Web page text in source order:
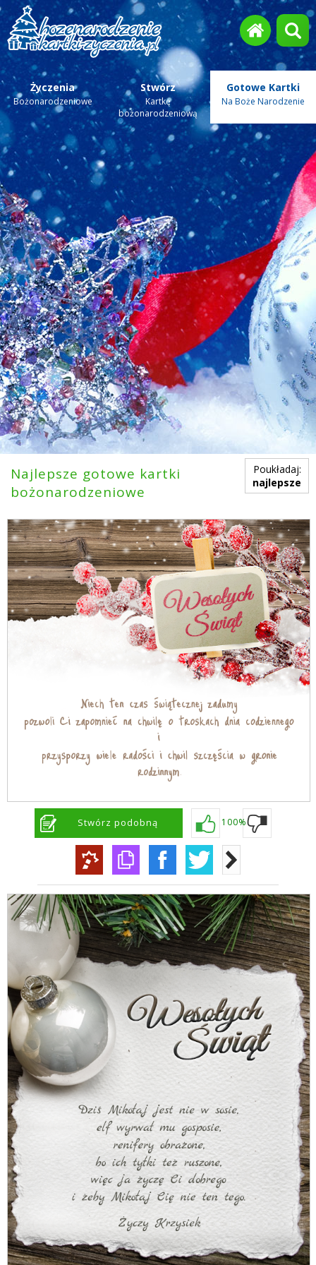
Życzenia
Bożonarodzeniowe
Stwórz
Kartkę
bożonarodzeniową
Gotowe Kartki
Na Boże Narodzenie
Poukładaj:
najlepsze
Najlepsze gotowe kartki
bożonarodzeniowe
Stwórz podobną 100%